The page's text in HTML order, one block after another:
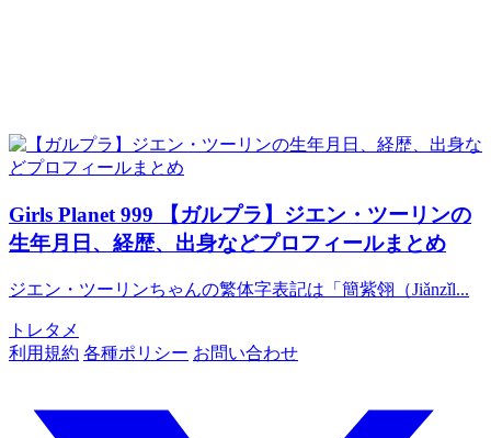
Girls Planet 999 【ガルプラ】ジエン・ツーリンの
生年月日、経歴、出身などプロフィールまとめ
ジエン・ツーリンちゃんの繁体字表記は「簡紫翎（Jiǎnzǐl...
トレタメ
利用規約 各種ポリシー お問い合わせ